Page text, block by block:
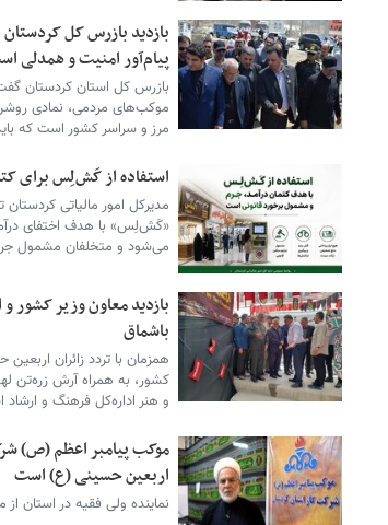
بازدید بازرس کل
پیام‌آور امنیت و همدلی
بازرس کل استان کردستان
موکب‌های مردمی، نمادی روشن
مرز و سراسر کشور است که
استفاده از کَش‌لِس برای
مدیرکل امور مالیاتی
«کَش‌لِس» با هدف اختفای
می‌شود و متخلفان مشمول
بازدید معاون وزیر کشور
باشماق
همزمان با تردد زائران
کشور، به همراه آرش زره‌تن
و هنر اداره‌کل فرهنگ و
موکب پیامبر اعظم (ص)
اربعین حسینی (ع) است
نماینده ولی فقیه در استان